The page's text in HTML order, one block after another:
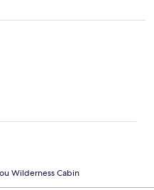
Wilderness Cabin